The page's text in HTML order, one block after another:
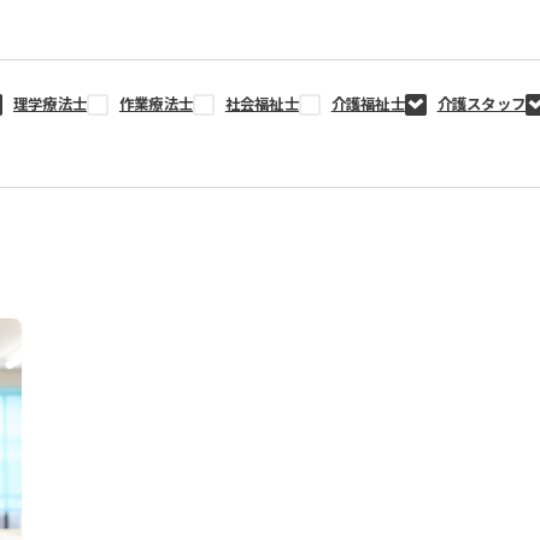
理学療法士 作業療法士 社会福祉士 介護福祉士 介護スタッフ